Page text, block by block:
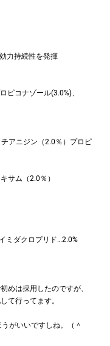
力持続性を発揮
ピコナゾール(3.0%)、
アニジン（2.0％）プロピ
サム（2.0％）
ミダクロプリド…2.0%
めは採用したのですが、
て行ってます。
がいいですしね。（＾